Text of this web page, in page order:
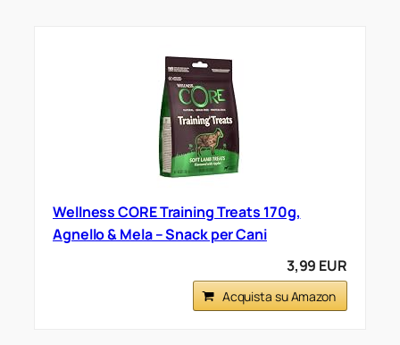
Wellness CORE Training Treats 170g,
Agnello & Mela – Snack per Cani
3,99 EUR
Acquista su Amazon